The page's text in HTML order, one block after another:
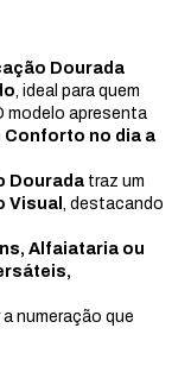
Dourada
, ideal para quem
modelo apresenta
Conforto no dia a
Dourada traz um
Visual , destacando
Alfaiataria ou
numeração que